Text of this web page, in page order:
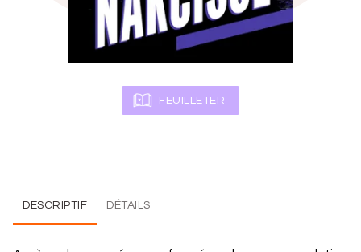
FEUILLETER
DESCRIPTIF DÉTAILS